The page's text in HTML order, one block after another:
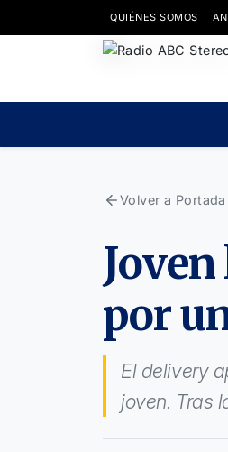
QUIÉNES SOMOS
Volver a Portada
por
El delivery
joven. Tras